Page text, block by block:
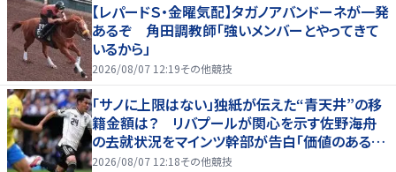
【レパードＳ・金曜気配】タガノアバンドーネが一発
あるぞ 角田調教師「強いメンバーとやってきて
いるから」
2026/08/07 12:19その他競技
「サノに上限はない」独紙が伝えた“青天井”の移
籍金額は？ リバプールが関心を示す佐野海舟
の去就状況をマインツ幹部が告白「価値のあるも
のになる」
2026/08/07 12:18その他競技